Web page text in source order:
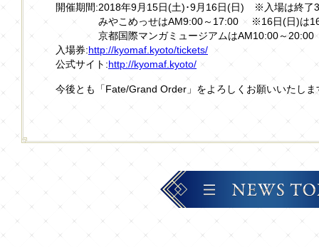
開催期間:2018年9月15日(土)･9月16日(日) ※入場は終了
みやこめっせはAM9:00～17:00 ※16日(日)は
京都国際マンガミュージアムはAM10:00～20:00
入場券:http://kyomaf.kyoto/tickets/
公式サイト:http://kyomaf.kyoto/
今後とも「Fate/Grand Order」をよろしくお願いいたしま